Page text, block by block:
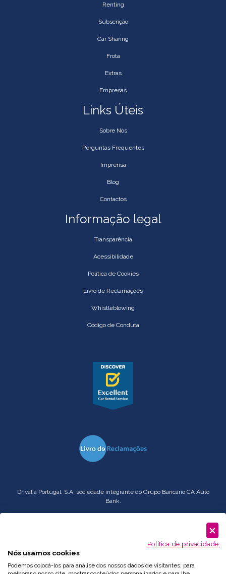
Renting
Subscrição
Car Sharing
Frota
Extras
Empresas
Links Úteis
Sobre Nós
Perguntas Frequentes
Imprensa
Blog
Contactos
Informação legal
Transparência
Acessibilidade
Política de Cookies
Livro de Reclamações
Whistleblowing
Código de Conduta
Drivalia Portugal, S.A. sociedade integrante do Grupo Bancário CA Auto
Bank.
Política de privacidade
Nós usamos cookies
Podemos colocá-los para análise dos nossos dados de visitantes, para